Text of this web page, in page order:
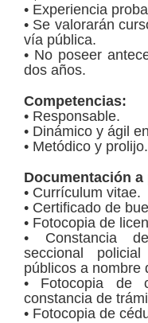
• Experiencia
• Se valorarán
vía pública.
• No poseer
dos años.
Competencias:
• Responsable.
• Dinámico y ágil
• Metódico y prolijo.
Documentación a
• Currículum vitae.
• Certificado de
• Fotocopia de
• Constancia
seccional
públicos a nombre
• Fotocopia de
constancia de
• Fotocopia de